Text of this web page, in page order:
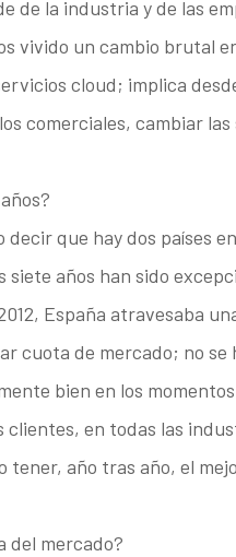
de la industria y de las
vivido un cambio brutal
cloud; implica
comerciales, cambiar
que hay dos países
años han sido
España atravesaba
cuota de mercado; no se
bien en los
en todas las
tener, año tras año, el
del mercado?